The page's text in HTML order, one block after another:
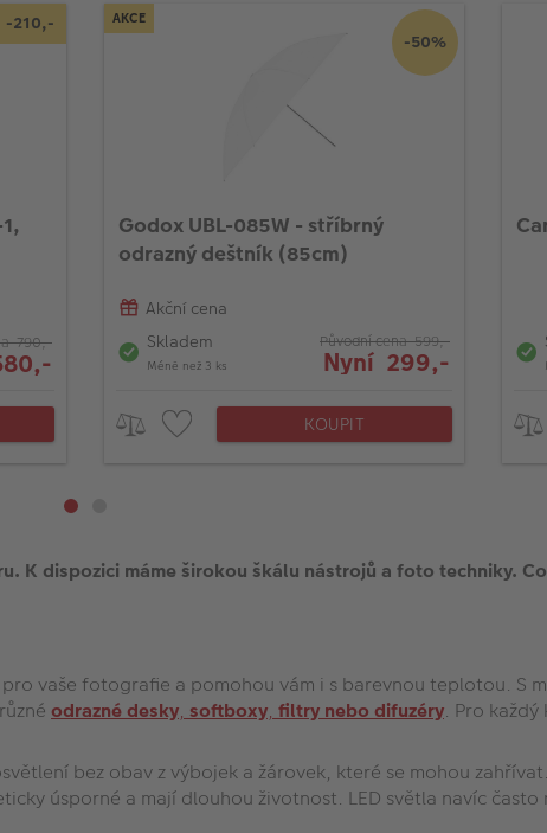
-210,-
790,-
AKCE
-50%
Godox UBL-085W - stříbrný
odrazný deštník (85cm)
Akční cena
Skladem
Méně než 3 ks
Původní cena 599,-
Nyní 299,-
KOUPIT
dispozici máme širokou škálu nástrojů a foto techniky.
vaše fotografie a pomohou vám i s barevnou teplotou. S
odrazné desky, softboxy, filtry nebo difuzéry. Pro
bez obav z výbojek a žárovek, které se mohou
úsporné a mají dlouhou životnost. LED světla navíc